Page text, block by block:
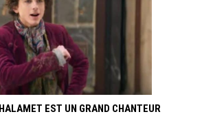
EST UN GRAND CHANTEUR